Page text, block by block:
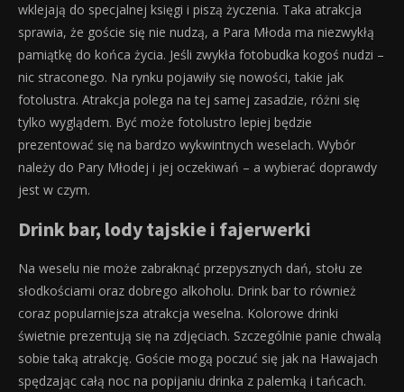
wklejają do specjalnej księgi i piszą życzenia. Taka atrakcja
sprawia, że goście się nie nudzą, a Para Młoda ma niezwykłą
pamiątkę do końca życia. Jeśli zwykła fotobudka kogoś nudzi –
nic straconego. Na rynku pojawiły się nowości, takie jak
fotolustra. Atrakcja polega na tej samej zasadzie, różni się
tylko wyglądem. Być może fotolustro lepiej będzie
prezentować się na bardzo wykwintnych weselach. Wybór
należy do Pary Młodej i jej oczekiwań – a wybierać doprawdy
jest w czym.
Drink bar, lody tajskie i fajerwerki
Na weselu nie może zabraknąć przepysznych dań, stołu ze
słodkościami oraz dobrego alkoholu. Drink bar to również
coraz popularniejsza atrakcja weselna. Kolorowe drinki
świetnie prezentują się na zdjęciach. Szczególnie panie chwalą
sobie taką atrakcję. Goście mogą poczuć się jak na Hawajach
spędzając całą noc na popijaniu drinka z palemką i tańcach.